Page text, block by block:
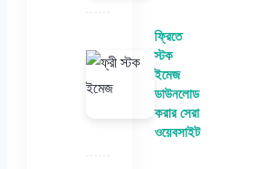
ফ্রিতে
স্টক
ইমেজ
ডাউনলোড
করার সেরা
ওয়েবসাইট